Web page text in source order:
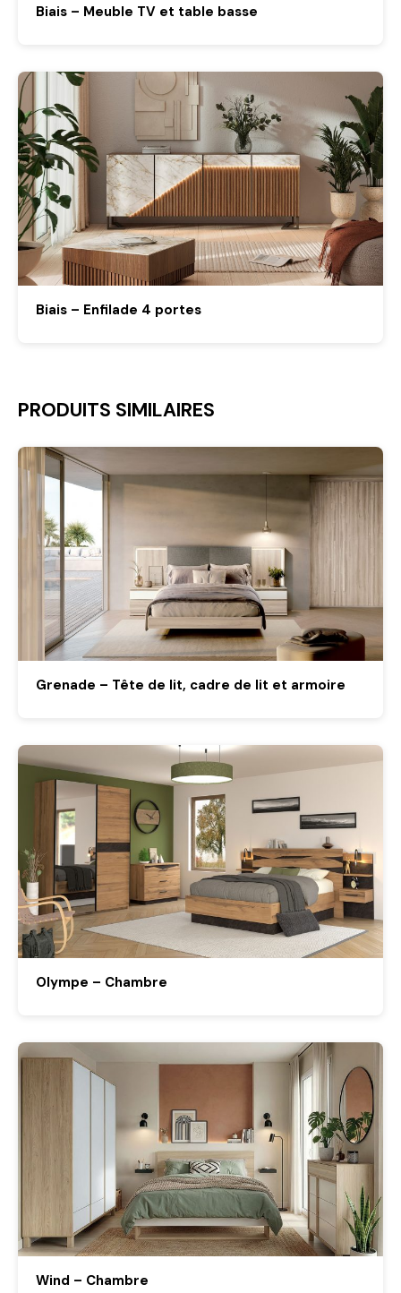
Biais – Meuble TV et table basse
Biais – Enfilade 4 portes
PRODUITS SIMILAIRES
Grenade – Tête de lit, cadre de lit et armoire
Olympe – Chambre
Wind – Chambre